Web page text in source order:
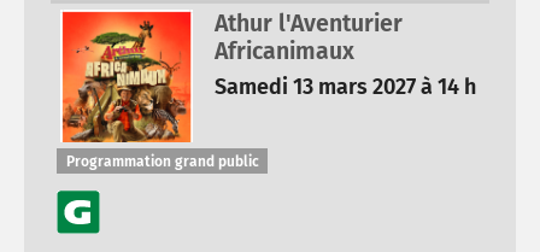
Athur l'Aventurier
Africanimaux
Samedi 13 mars 2027 à 14 h
Programmation grand public